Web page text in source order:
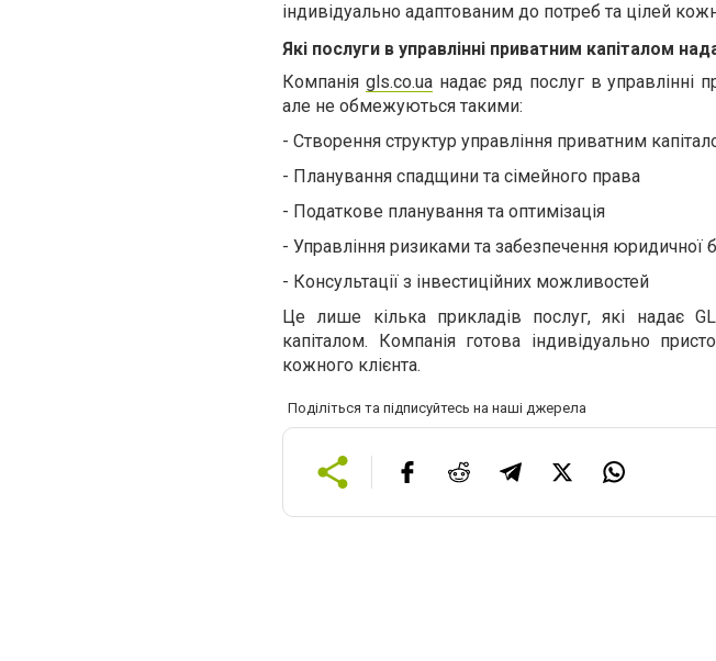
індивідуально адаптованим до потреб та цілей
Які послуги в управлінні приватним капіталом
Компанія gls.co.uaнадає ряд послуг в управлінні
але не обмежуються такими:
- Створення структур управління приватним
- Планування спадщини та сімейного права
- Податкове планування та оптимізація
- Управління ризиками та забезпечення юридичної
- Консультації з інвестиційних можливостей
Це лише кілька прикладів послуг, які надає
капіталом. Компанія готова індивідуально
кожного клієнта.
Поділіться та підписуйтесь на наші джерела